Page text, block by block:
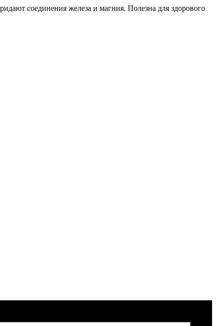
соединения железа и магния. Полезна для здорового